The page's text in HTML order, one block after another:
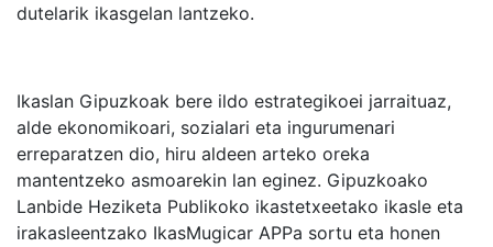
dutelarik ikasgelan lantzeko.
Ikaslan Gipuzkoak bere ildo estrategikoei jarraituaz,
alde ekonomikoari, sozialari eta ingurumenari
erreparatzen dio, hiru aldeen arteko oreka
mantentzeko asmoarekin lan eginez. Gipuzkoako
Lanbide Heziketa Publikoko ikastetxeetako ikasle eta
irakasleentzako IkasMugicar APPa sortu eta honen